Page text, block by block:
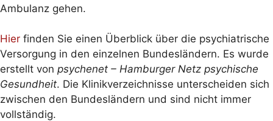
Ambulanz gehen.
Hier finden Sie einen Überblick über die psychiatrische
Versorgung in den einzelnen Bundesländern. Es wurde
erstellt von psychenet – Hamburger Netz psychische
Gesundheit. Die Klinikverzeichnisse unterscheiden sich
zwischen den Bundesländern und sind nicht immer
vollständig.